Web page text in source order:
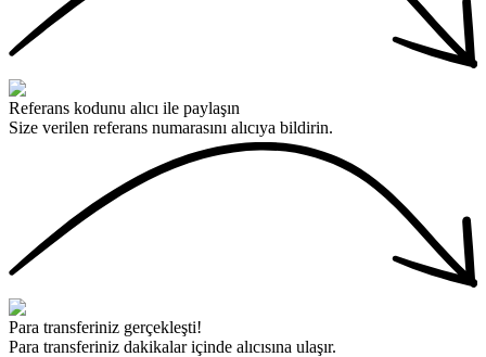
Referans kodunu alıcı ile paylaşın
Size verilen referans numarasını alıcıya bildirin.
Para transferiniz gerçekleşti!
Para transferiniz dakikalar içinde alıcısına ulaşır.